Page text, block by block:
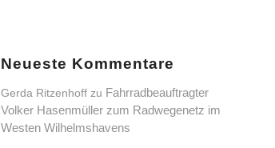
Neueste Kommentare
Gerda Ritzenhoff zu Fahrradbeauftragter
Volker Hasenmüller zum Radwegenetz im
Westen Wilhelmshavens